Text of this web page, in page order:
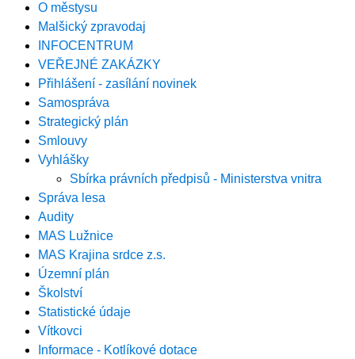
O městysu
Malšický zpravodaj
INFOCENTRUM
VEŘEJNÉ ZAKÁZKY
Přihlášení - zasílání novinek
Samospráva
Strategický plán
Smlouvy
Vyhlášky
Sbírka právních předpisů - Ministerstva vnitra
Správa lesa
Audity
MAS Lužnice
MAS Krajina srdce z.s.
Územní plán
Školství
Statistické údaje
Vítkovci
Informace - Kotlíkové dotace